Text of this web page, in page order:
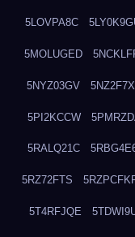
5LOVPA8C
5MOLUGED
5NYZ03GV
5PI2KCCW
5RALQ21C
5RZ72FTS
5T4RFJQE